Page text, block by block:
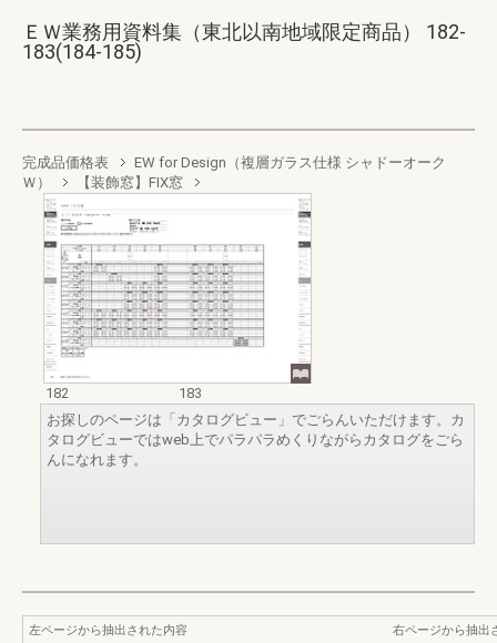
ＥＷ業務用資料集（東北以南地域限定商品） 182-
183(184-185)
完成品価格表
EW for Design（複層ガラス仕様 シャドーオーク
Ｗ）
【装飾窓】FIX窓
182
183
お探しのページは「カタログビュー」でごらんいただけます。カ
タログビューではweb上でパラパラめくりながらカタログをごら
んになれます。
左ページから抽出された内容
右ページから抽出